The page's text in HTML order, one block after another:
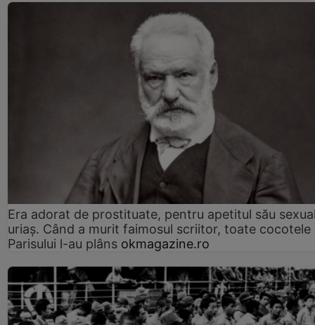
Era adorat de prostituate, pentru apetitul său
uriaș. Când a murit faimosul scriitor, toate cocotele
Parisului l-au plâns okmagazine.ro